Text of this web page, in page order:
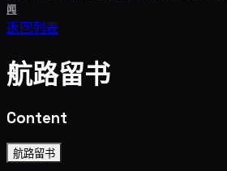
闻
返回列表
航路留书
Content
航路留书